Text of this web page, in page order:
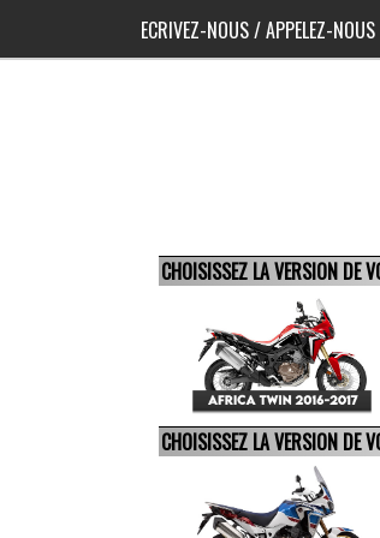
ECRIVEZ-NOUS/ APPELEZ-
CHOISISSEZ LA VERSION DE
CHOISISSEZ LA VERSION DE